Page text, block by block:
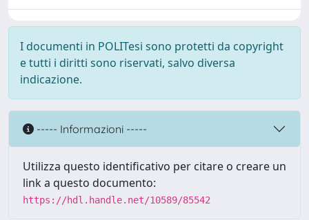
I documenti in POLITesi sono protetti da copyright
e tutti i diritti sono riservati, salvo diversa
indicazione.
----- Informazioni -----
Utilizza questo identificativo per citare o creare un
link a questo documento:
https://hdl.handle.net/10589/85542